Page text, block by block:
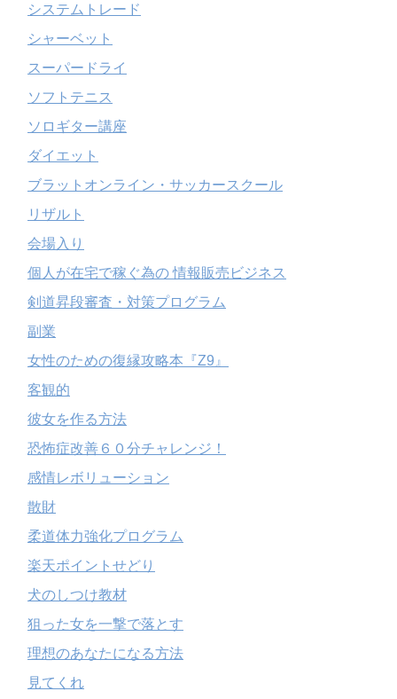
システムトレード
シャーベット
スーパードライ
ソフトテニス
ソロギター講座
ダイエット
ブラットオンライン・サッカースクール
リザルト
会場入り
個人が在宅で稼ぐ為の 情報販売ビジネス
剣道昇段審査・対策プログラム
副業
女性のための復縁攻略本『Z9』
客観的
彼女を作る方法
恐怖症改善６０分チャレンジ！
感情レボリューション
散財
柔道体力強化プログラム
楽天ポイントせどり
犬のしつけ教材
狙った女を一撃で落とす
理想のあなたになる方法
見てくれ